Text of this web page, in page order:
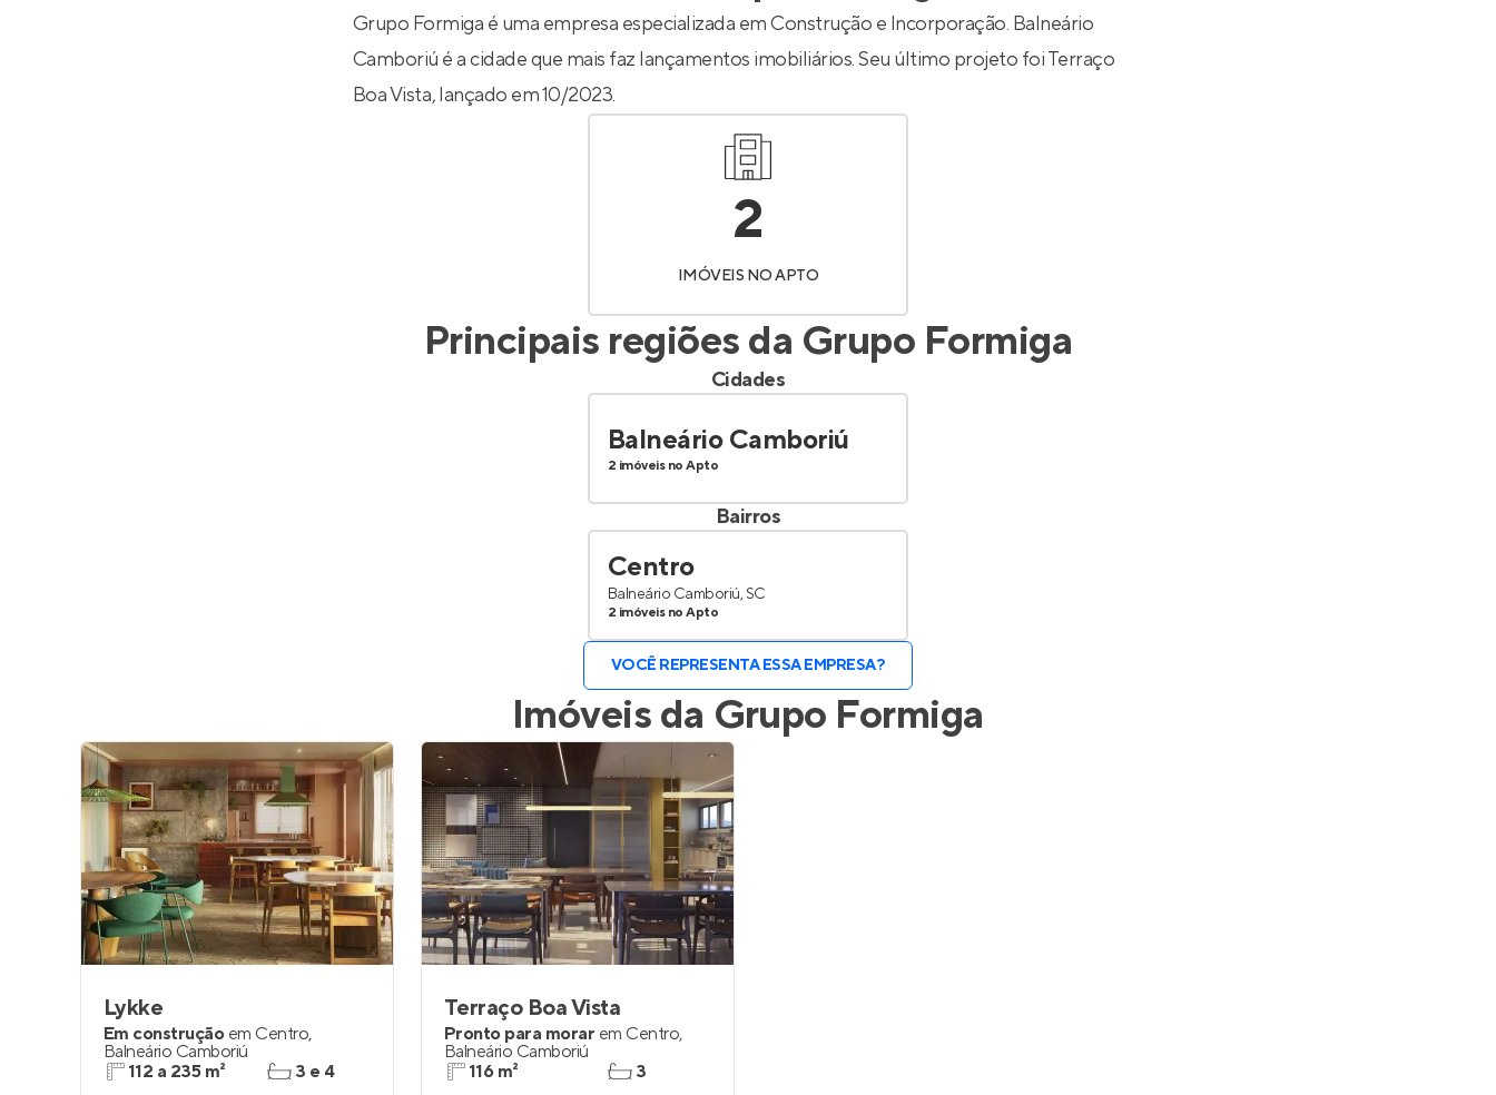
Entrar no Apto
Grupo Formiga é uma empresa especializada em Construção e Incorporação. Balneário
Camboriú é a cidade que mais faz lançamentos imobiliários. Seu último projeto foiTerraço
Boa Vista, lançado em 10/2023.
2
IMÓVEIS NO APTO
Principais regiões da Grupo Formiga
Cidades
Balneário Camboriú
2 imóveis no Apto
Bairros
Centro
Balneário Camboriú, SC
2 imóveis no Apto
VOCÊ REPRESENTA ESSA EMPRESA?
Imóveis da Grupo Formiga
Lykke
Em construção em Centro,
Balneário Camboriú
112 a 235 m²
3 e 4
Terraço Boa Vista
Pronto para morar em Centro,
Balneário Camboriú
116 m²
3